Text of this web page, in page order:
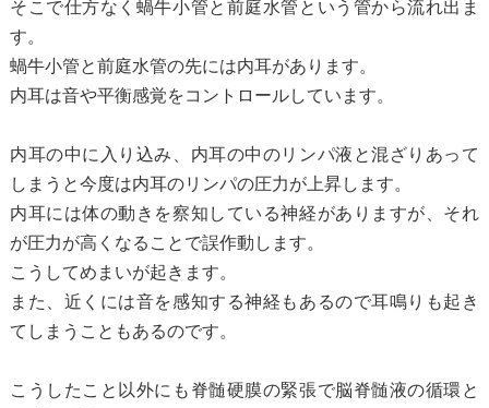
そこで仕方なく蝸牛小管と前庭水管という管から流れ出ま
す。
蝸牛小管と前庭水管の先には内耳があります。
内耳は音や平衡感覚をコントロールしています。
内耳の中に入り込み、内耳の中のリンパ液と混ざりあって
しまうと今度は内耳のリンパの圧力が上昇します。
内耳には体の動きを察知している神経がありますが、それ
が圧力が高くなることで誤作動します。
こうしてめまいが起きます。
また、近くには音を感知する神経もあるので耳鳴りも起き
てしまうこともあるのです。
こうしたこと以外にも脊髄硬膜の緊張で脳脊髄液の循環と